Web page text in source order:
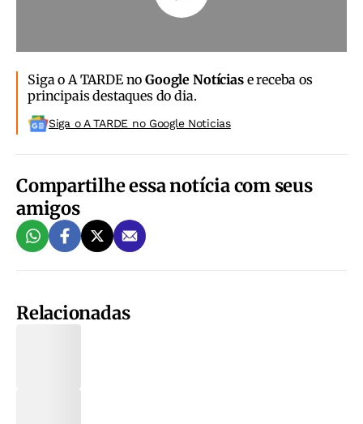
Siga o A TARDE noGoogle Notíciase receba os
principais destaques do dia.
Siga o A TARDE no Google Noticias
Compartilhe essa notícia com seus
amigos
Relacionadas